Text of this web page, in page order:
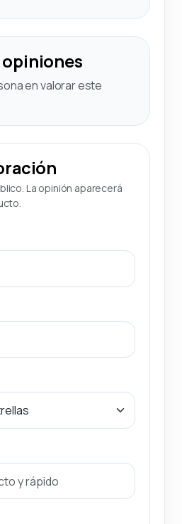
opiniones
en valorar este
La opinión aparecerá